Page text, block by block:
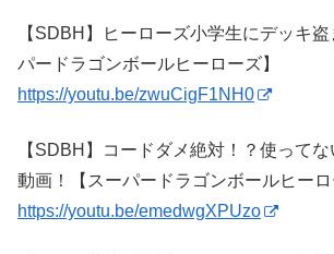
【SDBH】ヒーローズ小学生にデッキ
パードラゴンボールヒーローズ】
https://youtu.be/zwuCigF1NH0
【SDBH】コードダメ絶対！？使って
動画！【スーパードラゴンボールヒーロ
https://youtu.be/emedwgXPUzo